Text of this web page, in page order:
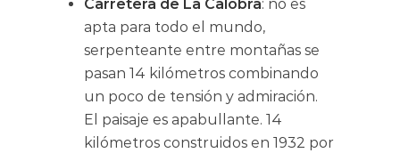
Carretera de La Calobra: no es
apta para todo el mundo,
serpenteante entre montañas se
pasan 14 kilómetros combinando
un poco de tensión y admiración.
El paisaje es apabullante. 14
kilómetros construidos en 1932 por